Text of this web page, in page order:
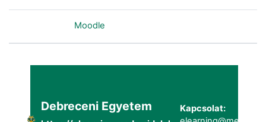
Moodle
Debreceni Egyetem
Kapcsolat: